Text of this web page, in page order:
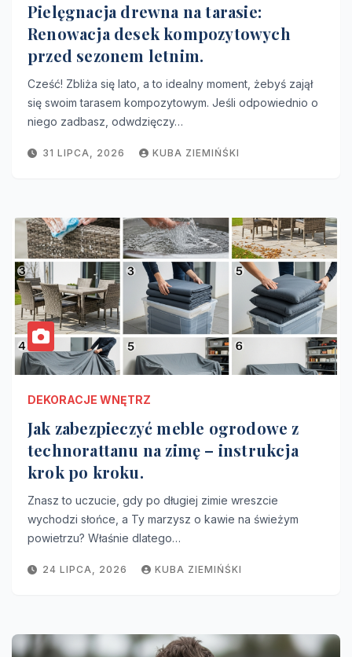
Pielęgnacja drewna na tarasie:
Renowacja desek kompozytowych
przed sezonem letnim.
Cześć! Zbliża się lato, a to idealny moment, żebyś zajął
się swoim tarasem kompozytowym. Jeśli odpowiednio o
niego zadbasz, odwdzięczy…
31 LIPCA, 2026 KUBA ZIEMIŃŚKI
DEKORACJE WNĘTRZ
Jak zabezpieczyć meble ogrodowe z
technorattanu na zimę – instrukcja
krok po kroku.
Znasz to uczucie, gdy po długiej zimie wreszcie
wychodzi słońce, a Ty marzysz o kawie na świeżym
powietrzu? Właśnie dlatego…
24 LIPCA, 2026 KUBA ZIEMIŃŚKI